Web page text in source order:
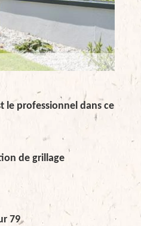
le professionnel dans ce
de grillage
79